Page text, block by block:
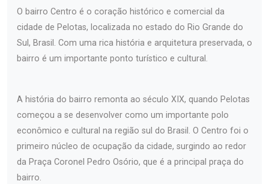
O bairro Centro é o coração histórico e comercial da
cidade de Pelotas, localizada no estado do Rio Grande do
Sul, Brasil. Com uma rica história e arquitetura preservada, o
bairro é um importante ponto turístico e cultural.
A história do bairro remonta ao século XIX, quando Pelotas
começou a se desenvolver como um importante polo
econômico e cultural na região sul do Brasil. O Centro foi o
primeiro núcleo de ocupação da cidade, surgindo ao redor
da Praça Coronel Pedro Osório, que é a principal praça do
bairro.